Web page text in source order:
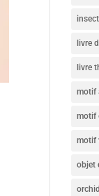
livre
livre
motif
motif
motif
objet